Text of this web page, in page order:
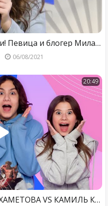
☀️ С добрым утром, малыши! Певица и блогер Милана Хаметова в гостях у Хрюши и Антона - Гостевая!
06/08/2021
20:49
ЗАЛЕТИ НА БИТ: МИЛАНА ХАМЕТОВА VS КАМИЛЬ КИКИДО | Несусветные игры